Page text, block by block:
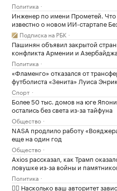
Политика
Инженер по имени Прометей. Что
известно о новом ИИ-стартапе
Подписка на РБК
Пашинян объявил закрытой
конфликта Армении и
Политика
«Фламенго» отказался от
футболиста «Зенита» Луиса
Спорт
Более 50 тыс. домов на юге
остались без света из-за тайфуна
Общество
NASA продлило работу
еще на один год
Общество
Axios рассказал, как Трамп
ловушке из-за войны и
Политика
✍🏻 Насколько ваш авторитет